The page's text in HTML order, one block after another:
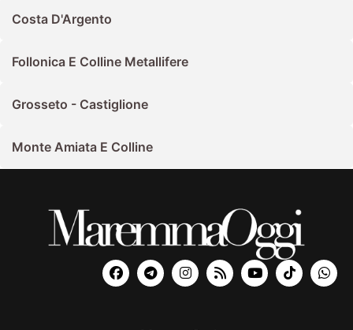
Costa D'Argento
Follonica E Colline Metallifere
Grosseto - Castiglione
Monte Amiata E Colline